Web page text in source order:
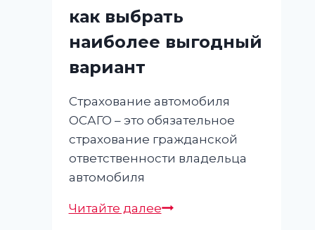
как выбрать
наиболее выгодный
вариант
Страхование автомобиля
ОСАГО – это обязательное
страхование гражданской
ответственности владельца
автомобиля
Читайте далееСтрахование